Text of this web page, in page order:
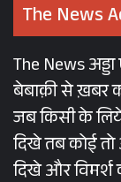
The News
The News
बेबाक़ी से ख़बर
जब किसी के
दिखे तब कोई तो
दिखे और